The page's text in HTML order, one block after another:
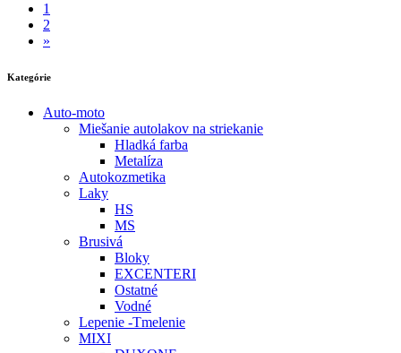
1
2
»
Kategórie
Auto-moto
Miešanie autolakov na striekanie
Hladká farba
Metalíza
Autokozmetika
Laky
HS
MS
Brusivá
Bloky
EXCENTERI
Ostatné
Vodné
Lepenie -Tmelenie
MIXI